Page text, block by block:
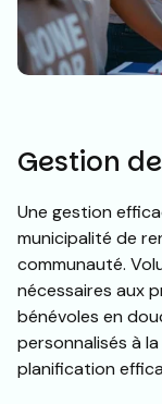
Gestion
Une gestion
municipalité de
communauté.
nécessaires aux
bénévoles en
personnalisés à
planification